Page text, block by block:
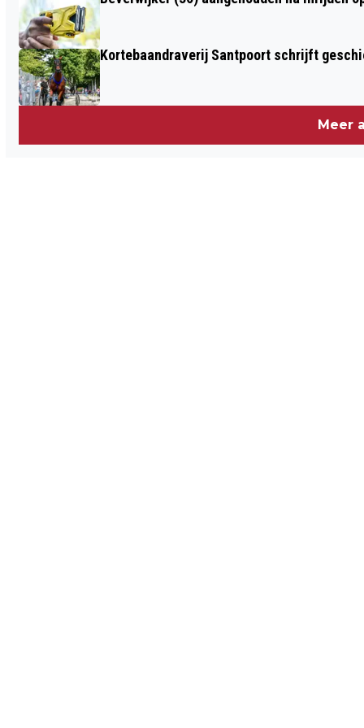
Kortebaandraverij Santpoort schrijft
Meer